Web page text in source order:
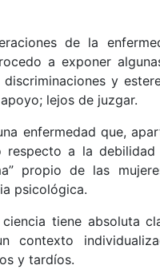
de la
a exponer
y
lejos de juzgar.
enfermedad que,
respecto a la
propio de las
psicológica.
tiene absoluta
contexto
y tardíos.